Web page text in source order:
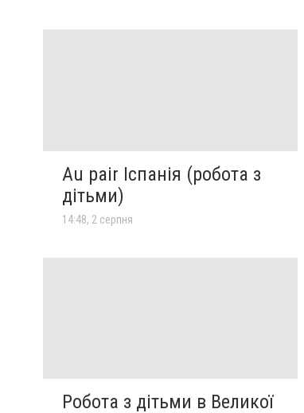
Au pair Іспанія (робота з
дітьми)
14:48, 2 серпня
Робота з дітьми в Великої